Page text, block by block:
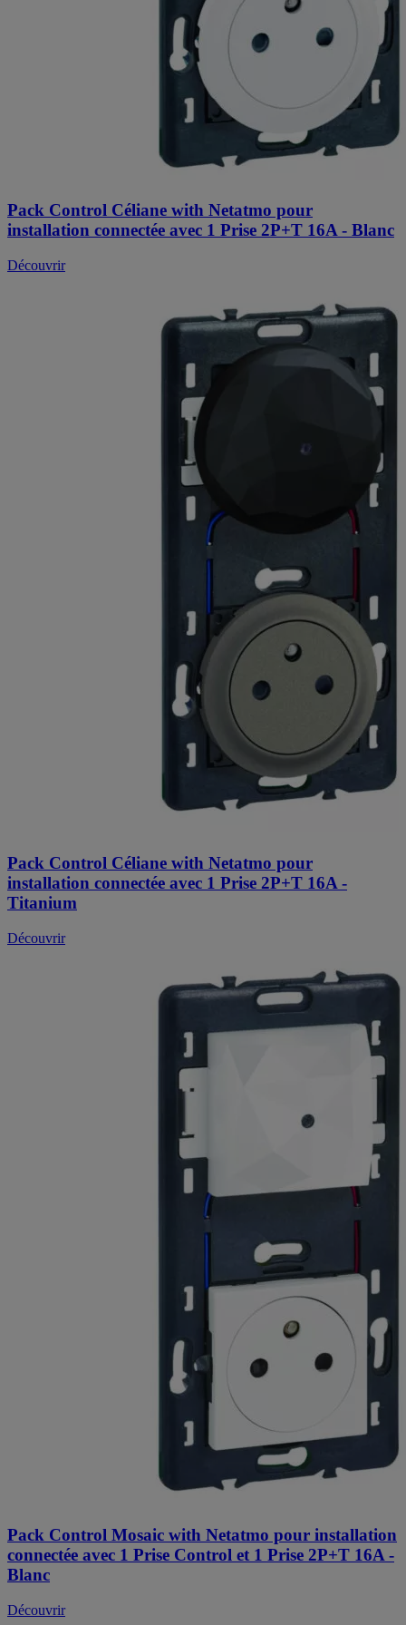
Pack Control Céliane with Netatmo pour
installation connectée avec 1 Prise 2P+T 16A - Blanc
Découvrir
Pack Control Céliane with Netatmo pour
installation connectée avec 1 Prise 2P+T 16A -
Titanium
Découvrir
Pack Control Mosaic with Netatmo pour installation
connectée avec 1 Prise Control et 1 Prise 2P+T 16A -
Blanc
Découvrir